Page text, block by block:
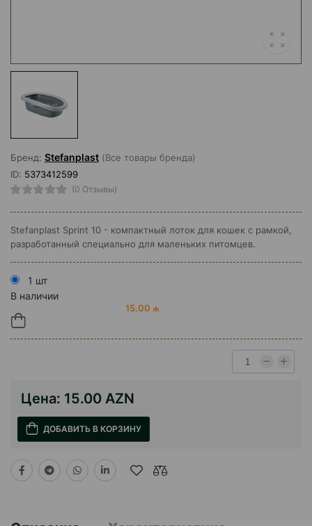
Бренд: Stefanplast (Все товары бренда)
ID: 5373412599
(0 Отзывы)
Stefanplast Sprint 10 - компактный лоток для кошек с рамкой,
разработанный специально для маленьких питомцев.
1 шт
В наличии
15.00 ₼
Цена: 15.00 AZN
ДОБАВИТЬ В КОРЗИНУ